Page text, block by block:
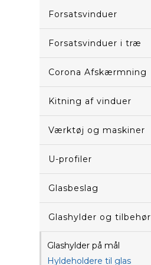
Forsatsvinduer
Forsatsvinduer i træ
Corona Afskærmning
Kitning af vinduer
Værktøj og maskiner
U-profiler
Glasbeslag
Glashylder og tilbehør
Glashylder på mål
Hyldeholdere til glas